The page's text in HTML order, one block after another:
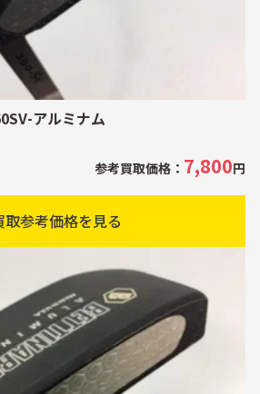
アルミナム
参考買取価格： 7,800円
取参考価格を見る